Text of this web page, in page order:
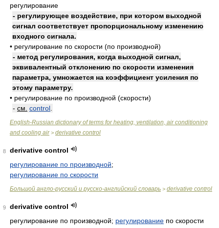
регулирование
- регулирующее воздействие, при котором выходной
сигнал соответствует пропорциональному изменению
входного сигнала.
• регулирование по скорости (по производной)
- метод регулирования, когда выходной сигнал,
эквивалентный отклонению по скорости изменения
параметра, умножается на коэффициент усиления по
этому параметру.
• регулирование по производной (скорости)
- см. control
English-Russian dictionary of terms for heating, ventilation, air conditioning
and cooling air> derivative control
8
derivative control
регулирование по производной;
регулирование по скорости
Большой англо-русский и русско-английский словарь > derivative control
9
derivative control
регулирование по производной; регулирование по скорости